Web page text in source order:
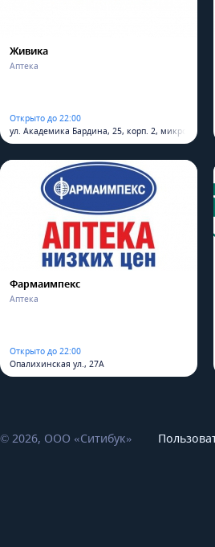
Живика
Аптека
Открыто до 22:00
ул. Академика Бардина, 25, корп. 2,
Фармаимпекс
Аптека
Открыто до 22:00
Опалихинская ул., 27А
© 2026, ООО «Ситибук»